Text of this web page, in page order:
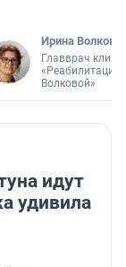
Ирина Волкова
Главврач
«Реабилитация
Волковой»
идут
удивила